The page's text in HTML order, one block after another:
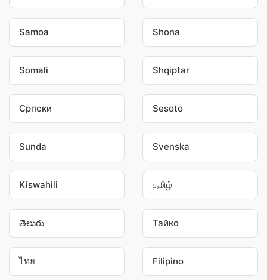
Samoa Shona
Somali Shqiptar
Српски Sesoto
Sunda Svenska
Kiswahili தமிழ்
తెలుగు Тайко
ไทย Filipino